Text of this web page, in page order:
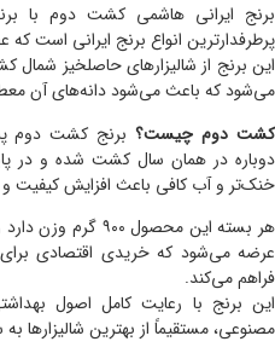
برنج ایرانی هاشمی کشت دوم با
پرطرفدارترین انواع برنج ایرانی است که
این برنج از شالیزارهای حاصلخیز
می‌شود که باعث می‌شود دانه‌های آن
کشت دوم چیست؟برنج کشت دوم
دوباره در همان سال کشت شده و در
خنک‌تر و آب کافی باعث افزایش
هر بسته این محصول ۹۰۰ گرم وزن دارد و در
عرضه می‌شود که خریدی اقتصادی برای
فراهم می‌کند.
این برنج با رعایت کامل اصول
مصنوعی، مستقیماً از بهترین شالیزارها